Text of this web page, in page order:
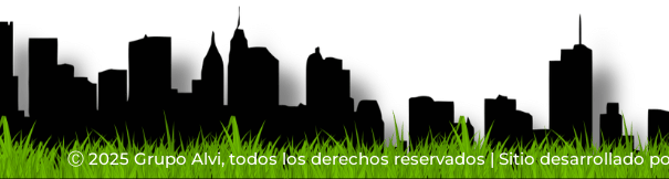
Ⓒ 2025 Grupo Alvi, todos los derechos reservados | Sitio desarrollado